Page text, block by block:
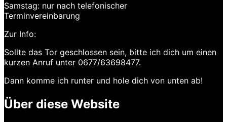
Samstag: nur nach telefonischer
Terminvereinbarung
Zur Info:
Sollte das Tor geschlossen sein, bitte ich dich um einen
kurzen Anruf unter 0677/63698477.
Dann komme ich runter und hole dich von unten ab!
Über diese Website